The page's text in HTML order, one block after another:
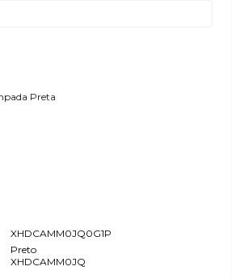
Preta
XHDCAMM0JQ0G1P
Preto
XHDCAMM0JQ